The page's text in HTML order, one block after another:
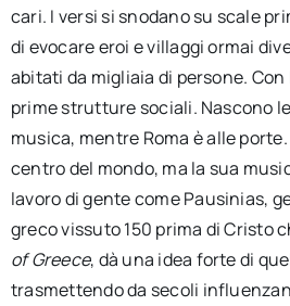
cari. I versi si snodano su scale
di evocare eroi e villaggi ormai
abitati da migliaia di persone.
prime strutture sociali. Nascono
musica, mentre Roma è alle
centro del mondo, ma la sua
lavoro di gente come Pausinias,
greco vissuto 150 prima di Cristo
of Greece, dà una idea forte di
trasmettendo da secoli